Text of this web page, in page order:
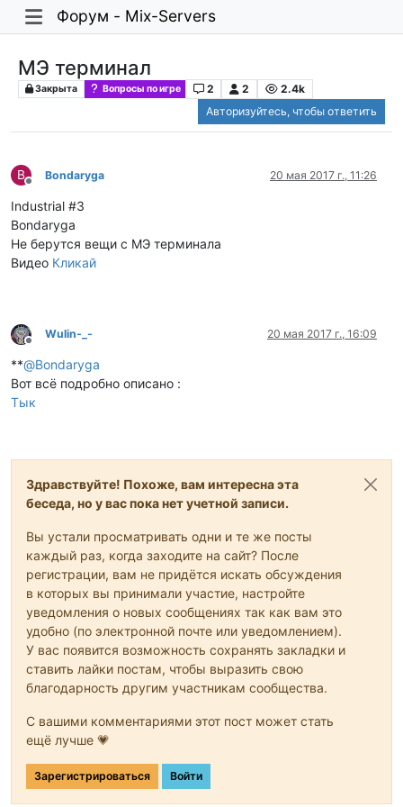
Форум - Mix-Servers
МЭ терминал
Закрыта Вопросы по игре 2 2
2.4k
Авторизуйтесь, чтобы ответить
B
Не в сети
Bondaryga 20 мая 2017 г., 11:26
Industrial #3
Bondaryga
Не берyтся вещи с МЭ терминала
Видео Кликай
Не в сети
Wulin-_- 20 мая 2017 г., 16:09
**@Bondaryga
Вот всё подробно описано :
Тык
Здравствуйте! Похоже, вам интересна эта
беседа, но у вас пока нет учетной записи.
Вы устали просматривать одни и те же посты
каждый раз, когда заходите на сайт? После
регистрации, вам не придётся искать обсуждения
в которых вы принимали участие, настройте
уведомления о новых сообщениях так как вам это
удобно (по электронной почте или уведомлением).
У вас появится возможность сохранять закладки и
ставить лайки постам, чтобы выразить свою
благодарность другим участникам сообщества.
С вашими комментариями этот пост может стать
ещё лучше 💗
Зарегистрироваться Войти